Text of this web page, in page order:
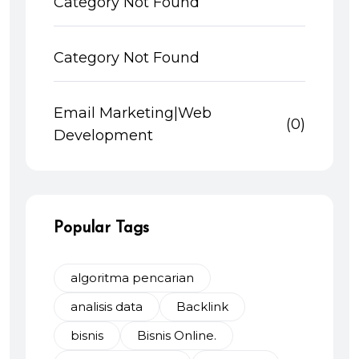
Category Not Found
Email Marketing|Web
Development
(0)
Popular Tags
algoritma pencarian
analisis data
Backlink
bisnis
Bisnis Online.